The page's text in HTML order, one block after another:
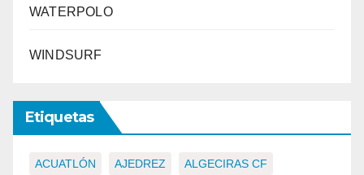
WATERPOLO
WINDSURF
Etiquetas
ACUATLÓN AJEDREZ ALGECIRAS CF